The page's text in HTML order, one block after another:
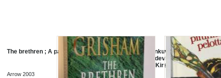
The brethren ; A painted house
Arrow 2003
Vain lasta pirunkuva pelottaaTo
fear a painted devilKirjaRendell,
Ruth ; Eklund, KirstiOtava 1976